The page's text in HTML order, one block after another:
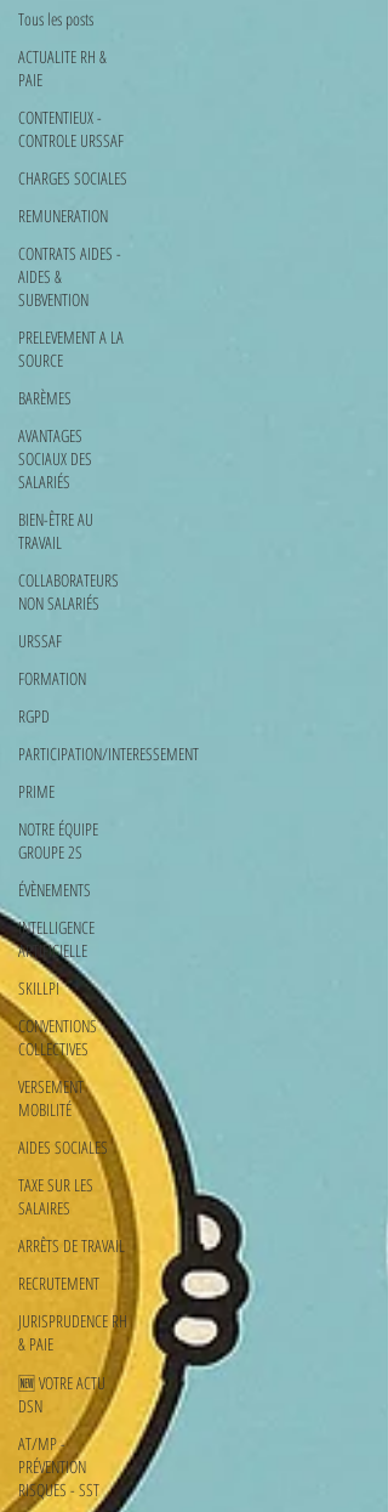
Tous les posts
ACTUALITE RH &
PAIE
CONTENTIEUX -
CONTROLE URSSAF
CHARGES SOCIALES
REMUNERATION
CONTRATS AIDES -
AIDES &
SUBVENTION
PRELEVEMENT A LA
SOURCE
BARÈMES
AVANTAGES
SOCIAUX DES
SALARIÉS
BIEN-ÊTRE AU
TRAVAIL
COLLABORATEURS
NON SALARIÉS
URSSAF
FORMATION
RGPD
PARTICIPATION/INTERESSEMENT
PRIME
NOTRE ÉQUIPE
GROUPE 2S
ÉVÈNEMENTS
INTELLIGENCE
ARTIFICIELLE
SKILLPI
CONVENTIONS
COLLECTIVES
VERSEMENT
MOBILITÉ
AIDES SOCIALES
TAXE SUR LES
SALAIRES
ARRÊTS DE TRAVAIL
RECRUTEMENT
JURISPRUDENCE RH
& PAIE
🆕 VOTRE ACTU
DSN
AT/MP -
PRÉVENTION
RISQUES - SST